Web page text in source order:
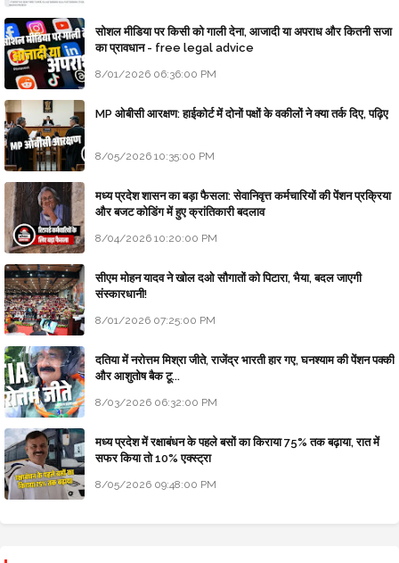
सोशल मीडिया पर किसी को गाली देना, आजादी या अपराध और कितनी सजा
का प्रावधान - free legal advice
8/01/2026 06:36:00 PM
MP ओबीसी आरक्षण: हाईकोर्ट में दोनों पक्षों के वकीलों ने क्या तर्क दिए, पढ़िए
8/05/2026 10:35:00 PM
मध्य प्रदेश शासन का बड़ा फैसला: सेवानिवृत्त कर्मचारियों की पेंशन प्रक्रिया
और बजट कोडिंग में हुए क्रांतिकारी बदलाव
8/04/2026 10:20:00 PM
सीएम मोहन यादव ने खोल दओ सौगातों को पिटारा, भैया, बदल जाएगी
संस्कारधानी!
8/01/2026 07:25:00 PM
दतिया में नरोत्तम मिश्रा जीते, राजेंद्र भारती हार गए, घनश्याम की पेंशन पक्की
और आशुतोष बैक टू...
8/03/2026 06:32:00 PM
मध्य प्रदेश में रक्षाबंधन के पहले बसों का किराया 75% तक बढ़ाया, रात में
सफर किया तो 10% एक्स्ट्रा
8/05/2026 09:48:00 PM